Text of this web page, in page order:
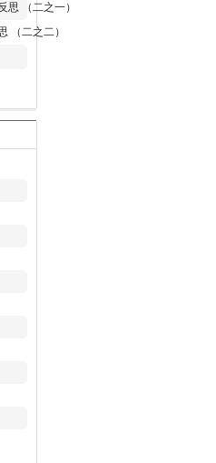
（二之一）
（二之二）